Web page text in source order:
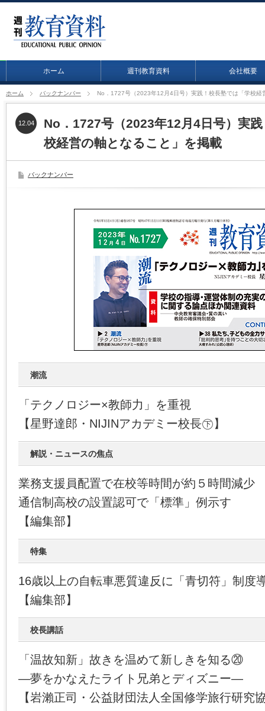
ホーム 週刊教育資料 会社概要
ホーム バックナンバー No．1727号（2023年12月4日号）実践！校長塾では「学校経
No．1727号（2023年12月4日号）実
校経営の軸となること」を掲載
12.04
バックナンバー
潮流
「テクノロジー×教師力」を重視
【星野達郎・NIJINアカデミー校長㊦】
解説・ニュースの焦点
業務支援員配置で在校等時間が約５時間減少
通信制高校の設置認可で「標準」例示す
【編集部】
特集
16歳以上の自転車悪質違反に「青切符」制度
【編集部】
校長講話
「温故知新」故きを温めて新しきを知る⑳
―夢をかなえたライト兄弟とディズニー―
【岩瀨正司・公益財団法人全国修学旅行研究